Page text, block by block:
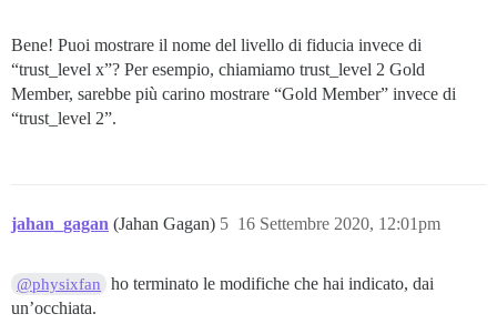
Bene! Puoi mostrare il nome del livello di fiducia invece di
“trust_level x”? Per esempio, chiamiamo trust_level 2 Gold
Member, sarebbe più carino mostrare “Gold Member” invece di
“trust_level 2”.
jahan_gagan (Jahan Gagan) 16 Settembre 2020, 12:01pm
5
@physixfan
ho terminato le modifiche che hai indicato, dai
un’occhiata.